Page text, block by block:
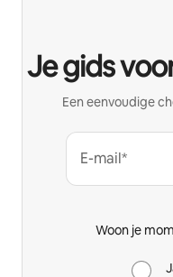
Je gids
Een eenvoudige
E-mail*
Woon je